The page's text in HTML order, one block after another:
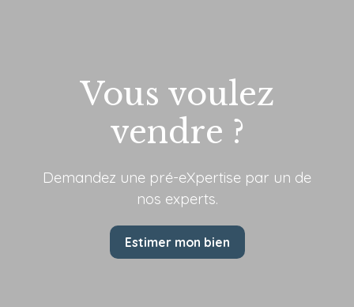
Vous voulez
vendre ?
Demandez une pré-eXpertise par un de
nos experts.
Estimer mon bien